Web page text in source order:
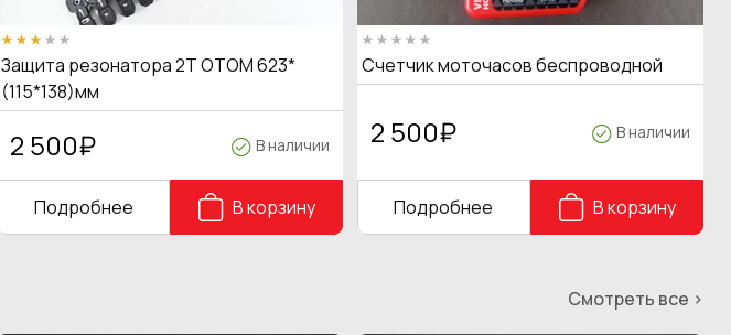
Защита резонатора 2Т OTOM 623*
(115*138)мм
2 500₽ В наличии
Подробнее В корзину
Счетчик моточасов беспроводной
2 500₽ В наличии
Подробнее В корзину
Смотреть все >